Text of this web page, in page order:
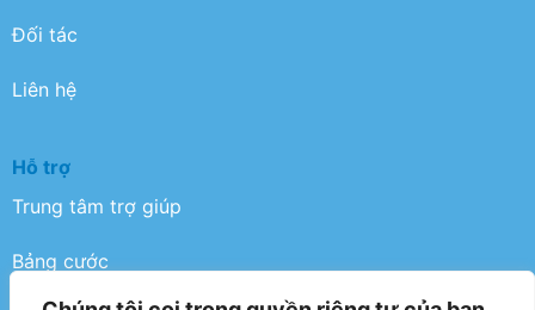
Đối tác
Liên hệ
Hỗ trợ
Trung tâm trợ giúp
Bảng cước